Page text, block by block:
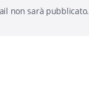
non sarà pubblicato.